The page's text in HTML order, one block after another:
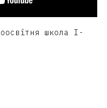
школа І-